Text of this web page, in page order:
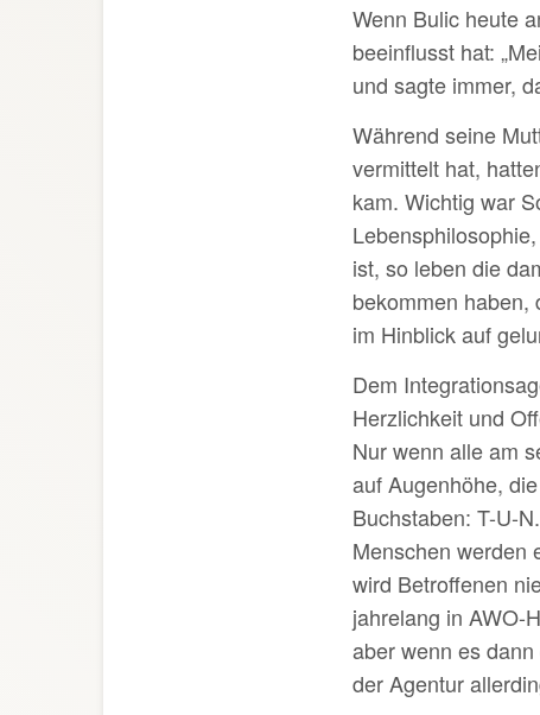
Wenn Bulic heute
beeinflusst hat:
und sagte immer,
Während seine
vermittelt hat,
kam. Wichtig war
ist, so leben die
bekommen haben,
im Hinblick auf
Dem
Herzlichkeit und
Nur wenn alle am
auf Augenhöhe,
Buchstaben: T-U-
Menschen werden
wird Betroffenen
jahrelang in AWO-
aber wenn es
der Agentur